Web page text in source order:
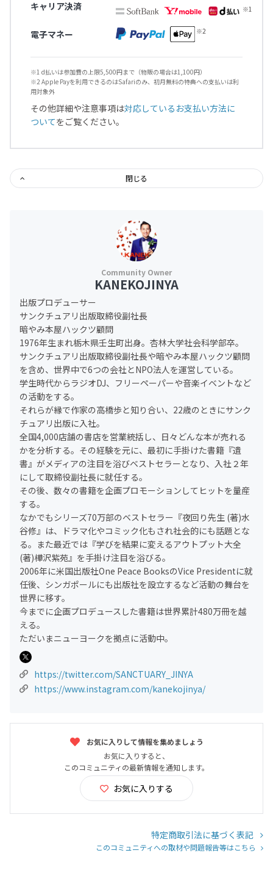
キャリア決済
電子マネー
※1 d払いは参加費の上限5,500円まで（物販の場合は1,100円）
※2 Apple Payを利用できるのはSafariのみ、初月無料の特典への支払いは利
用対象外
その他詳細や注意事項は対応しているお支払い方法に
ついてをご覧ください。
閉じる
KANEKOJINYA
出版プロデューサー
サンクチュアリ出版取締役副社長
暗やみ本屋ハックツ顧問
1976年生まれ栃木県壬生町出身。杏林大学社会科学部卒。
サンクチュアリ出版取締役副社長や暗やみ本屋ハックツ顧問
を含め、世界中で6つの会社とNPO法人を運営している。
学生時代からラジオDJ、フリーペーパーや音楽イベントなど
の活動をする。
それらが縁で作家の高橋歩と知り合い、22歳のときにサンク
チュアリ出版に入社。
全国4,000店舗の書店を営業統括し、日々どんな本が売れる
かを分析する。その経験を元に、最初に手掛けた書籍『遺
書』がメディアの注目を浴びベストセラーとなり、入社２年
にして取締役副社長に就任する。
その後、数々の書籍を企画プロモーションしてヒットを量産
する。
なかでもシリーズ70万部のベストセラー『夜回り先生 (著)水
谷修』は、ドラマ化やコミック化もされ社会的にも話題とな
る。また最近では『学びを結果に変えるアウトプット大全
(著)樺沢紫苑』を手掛け注目を浴びる。
2006年に米国出版社One Peace BooksのVice Presidentに就
任後、シンガポールにも出版社を設立するなど活動の舞台を
世界に移す。
今までに企画プロデュースした書籍は世界累計480万冊を越
える。
ただいまニューヨークを拠点に活動中。
https://twitter.com/SANCTUARY_JINYA
https://www.instagram.com/kanekojinya/
お気に入りして情報を集めましょう
お気に入りすると、
このコミュニティの最新情報を通知します。
お気に入りする
特定商取引法に基づく表記
このコミュニティへの取材や問題報告等はこちら